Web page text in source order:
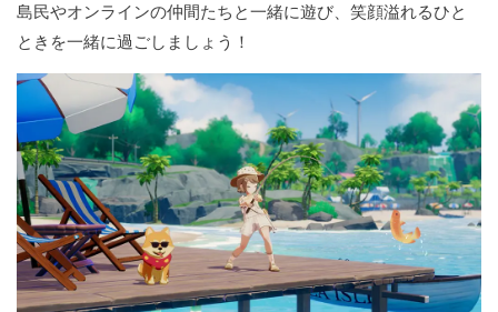
島民やオンラインの仲間たちと一緒に遊び、笑顔溢れるひと
ときを一緒に過ごしましょう！